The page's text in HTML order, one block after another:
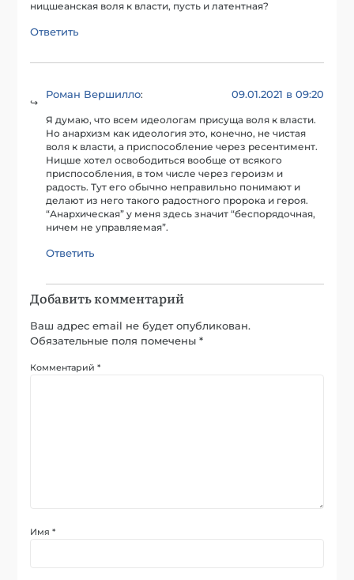
ницшеанская воля к власти, пусть и латентная?
Ответить
Роман Вершилло: 09.01.2021 в 09:20
Я думаю, что всем идеологам присуща воля к власти.
Но анархизм как идеология это, конечно, не чистая
воля к власти, а приспособление через ресентимент.
Ницше хотел освободиться вообще от всякого
приспособления, в том числе через героизм и
радость. Тут его обычно неправильно понимают и
делают из него такого радостного пророка и героя.
“Анархическая” у меня здесь значит “беспорядочная,
ничем не управляемая”.
Ответить
Добавить комментарий
Ваш адрес email не будет опубликован.
Обязательные поля помечены*
Комментарий*
Имя*